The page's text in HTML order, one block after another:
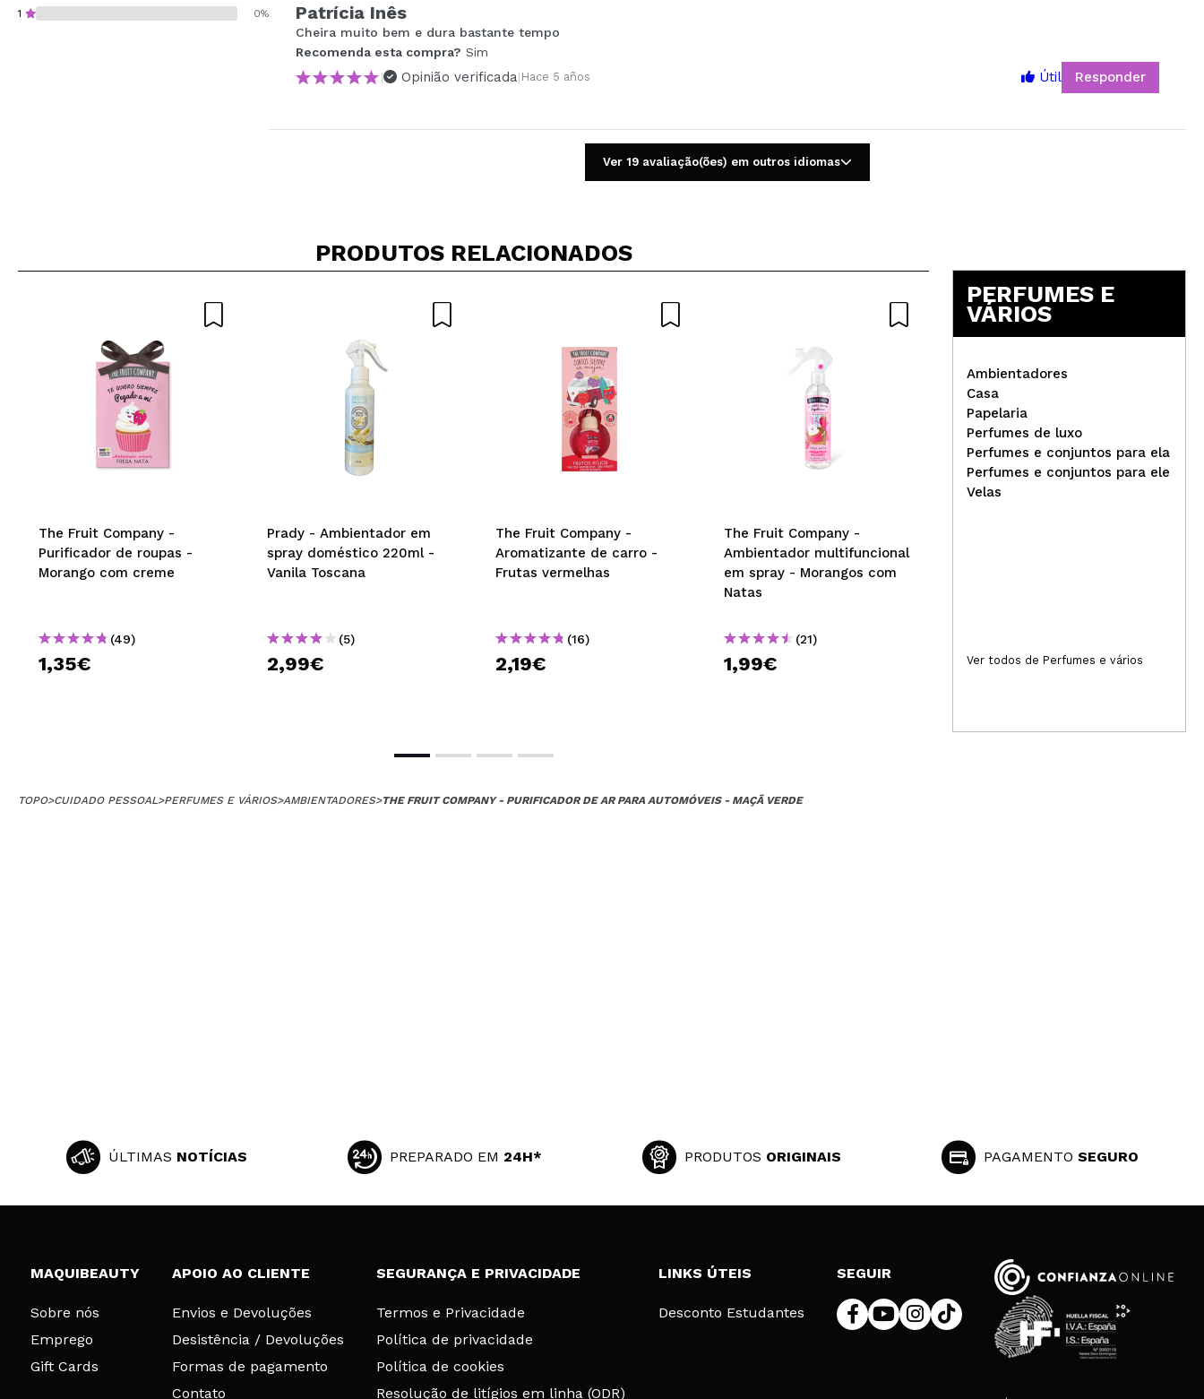
1 0%
Compartilhar um vídeo ou uma foto
Seu vídeo pode ser o primeiro. Imagine isso...
Patrícia Inês
Cheira muito bem e dura bastante tempo
Recomenda esta compra? Sim
|
Opinião verificada| Hace 5 años Útil Responder
Ver 19 avaliação(ões) em outros idiomas
PRODUTOS RELACIONADOS
The Fruit Company -
Purificador de roupas -
Morango com creme
(49)
1,35€
Prady - Ambientador em
spray doméstico 220ml -
Vanila Toscana
(5)
2,99€
The Fruit Company -
Aromatizante de carro -
Frutas vermelhas
(16)
2,19€
The Fruit Company -
Ambientador multifuncional
em spray - Morangos com
Natas
(21)
1,99€
The Fruit Company -
*Candy Shop* -
1,39€
PERFUMES E
VÁRIOS
Ambientadores
Casa
Papelaria
Perfumes de luxo
Perfumes e conjuntos para ela
Perfumes e conjuntos para ele
Velas
Ver todos de Perfumes e vários
TOPO>CUIDADO PESSOAL >PERFUMES E VÁRIOS>AMBIENTADORES>THE FRUIT COMPANY - PURIFICADOR DE AR PARA AUTOMÓVEIS - MAÇÃ VERDE
ÚLTIMAS NOTÍCIAS PREPARADO EM 24H* PRODUTOS ORIGINAIS PAGAMENTOSEGURO
MAQUIBEAUTY
Sobre nós
Emprego
Gift Cards
APOIO AO CLIENTE
Envios e Devoluções
Desistência / Devoluções
Formas de pagamento
Contato
SEGURANÇA E PRIVACIDADE
Termos e Privacidade
Política de privacidade
Política de cookies
Resolução de litígios em linha (ODR)
LINKS ÚTEIS
Desconto Estudantes
SEGUIR